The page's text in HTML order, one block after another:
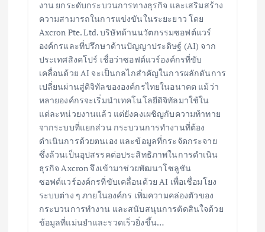
งาน ยกระดับกระบวนการทางธุรกิจ และเสริมสร้าง
ความสามารถในการแข่งขันในระยะยาว โดย
Axcron Pte. Ltd. บริษัทด้านนวัตกรรมซอฟต์แวร์
องค์กรและที่ปรึกษาด้านปัญญาประดิษฐ์ (AI) จาก
ประเทศสิงคโปร์ เชื่อว่าซอฟต์แวร์องค์กรที่ขับ
เคลื่อนด้วย AI จะเป็นกลไกสำคัญในการผลักดันการ
เปลี่ยนผ่านสู่ดิจิทัลขององค์กรไทยในอนาคต แม้ว่า
หลายองค์กรจะเริ่มนำเทคโนโลยีดิจิทัลมาใช้ใน
แต่ละหน่วยงานแล้ว แต่ยังคงเผชิญกับความท้าทาย
จากระบบที่แยกส่วน กระบวนการทำงานที่ต้อง
ดำเนินการด้วยตนเอง และข้อมูลที่กระจัดกระจาย
ซึ่งล้วนเป็นอุปสรรคต่อประสิทธิภาพในการดำเนิน
ธุรกิจ Axcron จึงเข้ามาช่วยพัฒนาโซลูชัน
ซอฟต์แวร์องค์กรที่ขับเคลื่อนด้วย AI เพื่อเชื่อมโยง
ระบบต่าง ๆ ภายในองค์กร เพิ่มความคล่องตัวของ
กระบวนการทำงาน และสนับสนุนการตัดสินใจด้วย
ข้อมูลที่แม่นยำและรวดเร็วยิ่งขึ้น…